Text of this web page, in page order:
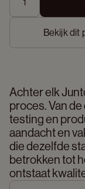
Bekijk dit
Achter elk
proces. Van
testing en
aandacht en
die dezelfde
betrokken tot
ontstaat